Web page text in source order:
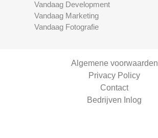
Vandaag Development
Vandaag Marketing
Vandaag Fotografie
Algemene voorwaarden
Privacy Policy
Contact
Bedrijven Inlog